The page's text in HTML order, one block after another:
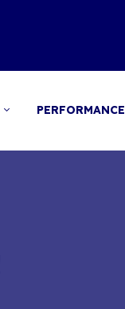
PERFORMANCE